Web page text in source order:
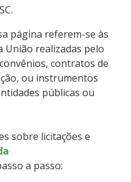
página referem-se às
União realizadas pelo
contratos de
ou instrumentos
públicas ou
sobre licitações e
a passo: